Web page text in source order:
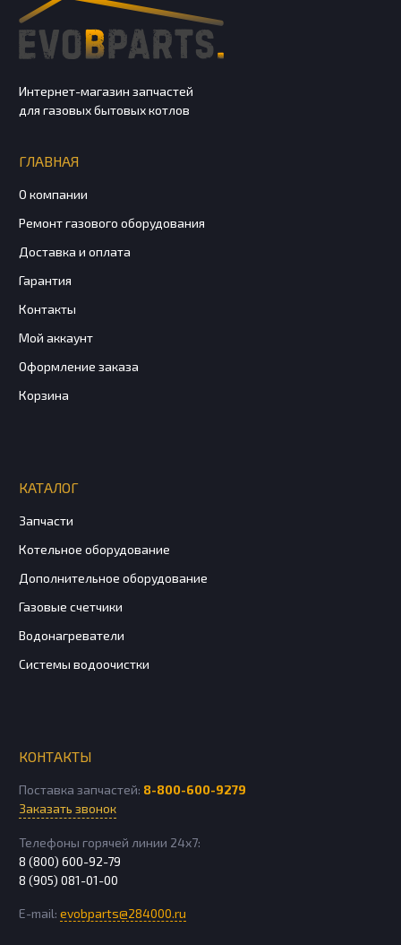
Интернет-магазин запчастей
для газовых бытовых котлов
ГЛАВНАЯ
О компании
Ремонт газового оборудования
Доставка и оплата
Гарантия
Контакты
Мой аккаунт
Оформление заказа
Корзина
КАТАЛОГ
Запчасти
Котельное оборудование
Дополнительное оборудование
Газовые счетчики
Водонагреватели
Системы водоочистки
КОНТАКТЫ
Поставка запчастей: 8-800-600-9279
Заказать звонок
Телефоны горячей линии 24х7:
8 (800) 600-92-79
8 (905) 081-01-00
E-mail: evobparts@284000.ru